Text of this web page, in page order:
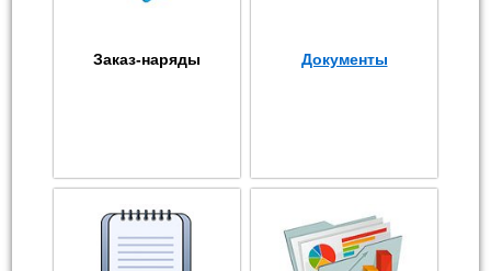
Заказ-наряды Документы